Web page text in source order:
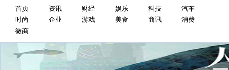
首页 资讯 财经 娱乐 科技
汽车
时尚
企业 游戏 美食 商讯
消费
微商